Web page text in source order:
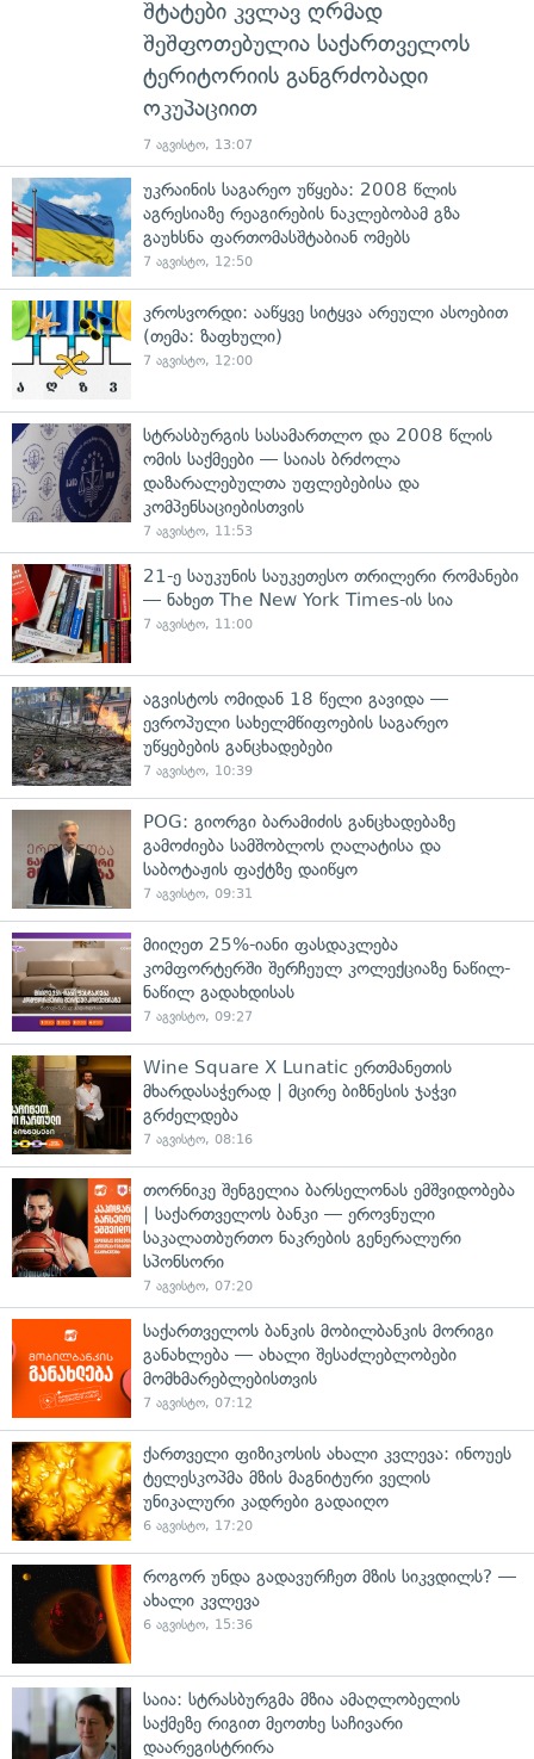
შტატები კვლავ ღრმად
შეშფოთებულია საქართველოს
ტერიტორიის განგრძობადი
ოკუპაციით
7 აგვისტო, 13:07
უკრაინის საგარეო უწყება: 2008 წლის
აგრესიაზე რეაგირების ნაკლებობამ გზა
გაუხსნა ფართომასშტაბიან ომებს
7 აგვისტო, 12:50
კროსვორდი: ააწყვე სიტყვა არეული ასოებით
(თემა: ზაფხული)
7 აგვისტო, 12:00
სტრასბურგის სასამართლო და 2008 წლის
ომის საქმეები — საიას ბრძოლა
დაზარალებულთა უფლებებისა და
კომპენსაციებისთვის
7 აგვისტო, 11:53
21-ე საუკუნის საუკეთესო თრილერი რომანები
— ნახეთ The New York Times-ის სია
7 აგვისტო, 11:00
აგვისტოს ომიდან 18 წელი გავიდა —
ევროპული სახელმწიფოების საგარეო
უწყებების განცხადებები
7 აგვისტო, 10:39
POG: გიორგი ბარამიძის განცხადებაზე
გამოძიება სამშობლოს ღალატისა და
საბოტაჟის ფაქტზე დაიწყო
7 აგვისტო, 09:31
მიიღეთ 25%-იანი ფასდაკლება
კომფორტერში შერჩეულ კოლექციაზე ნაწილ-
ნაწილ გადახდისას
7 აგვისტო, 09:27
Wine Square X Lunatic ერთმანეთის
მხარდასაჭერად | მცირე ბიზნესის ჯაჭვი
გრძელდება
7 აგვისტო, 08:16
თორნიკე შენგელია ბარსელონას ემშვიდობება
| საქართველოს ბანკი — ეროვნული
საკალათბურთო ნაკრების გენერალური
სპონსორი
7 აგვისტო, 07:20
საქართველოს ბანკის მობილბანკის მორიგი
განახლება — ახალი შესაძლებლობები
მომხმარებლებისთვის
7 აგვისტო, 07:12
ქართველი ფიზიკოსის ახალი კვლევა: ინოუეს
ტელესკოპმა მზის მაგნიტური ველის
უნიკალური კადრები გადაიღო
6 აგვისტო, 17:20
როგორ უნდა გადავურჩეთ მზის სიკვდილს? —
ახალი კვლევა
6 აგვისტო, 15:36
საია: სტრასბურგმა მზია ამაღლობელის
საქმეზე რიგით მეოთხე საჩივარი
დაარეგისტრირა